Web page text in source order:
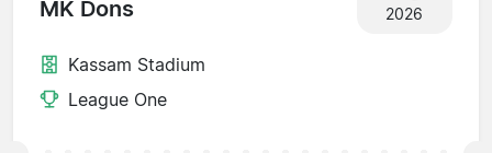
MK Dons
2026
Kassam Stadium
League One